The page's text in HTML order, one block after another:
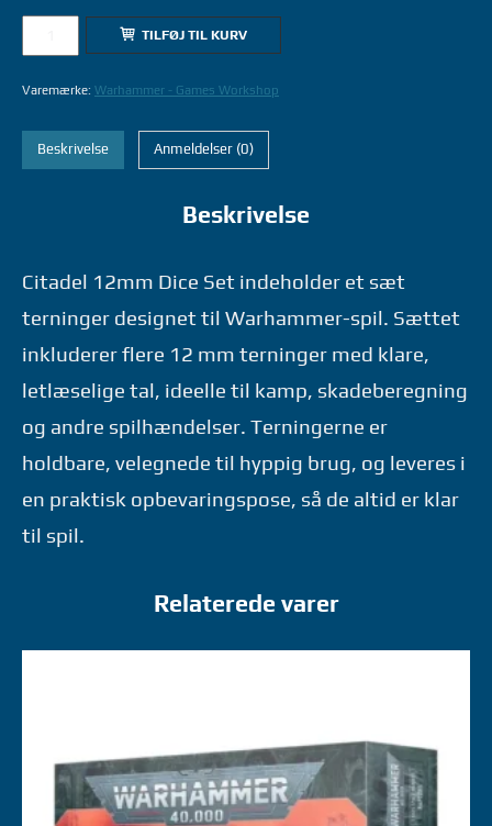
36
CITADEL
WORKSHOP
TILFØJ TIL KURV
Varemærke: Warhammer - Games Workshop
Beskrivelse Anmeldelser (0)
Beskrivelse
Citadel 12mm Dice Set indeholder et sæt
terninger designet til Warhammer-spil. Sættet
inkluderer flere 12 mm terninger med klare,
letlæselige tal, ideelle til kamp, skadeberegning
og andre spilhændelser. Terningerne er
holdbare, velegnede til hyppig brug, og leveres i
en praktisk opbevaringspose, så de altid er klar
til spil.
Relaterede varer